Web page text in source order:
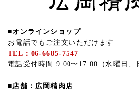
■オンラインショップ
お電話でもご注文いただけます
TEL：06-6685-7547
電話受付時間 9:00〜17:00（水曜日、
■店舗：広岡精肉店